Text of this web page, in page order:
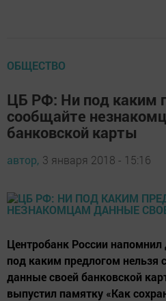
ОБЩЕСТВО
ЦБ РФ: Ни под каким
сообщайте
банковской карты
автор, 3 января 2018 - 15:16
Центробанк России
под каким предлогом
данные своей банковской
выпустил памятку «Как